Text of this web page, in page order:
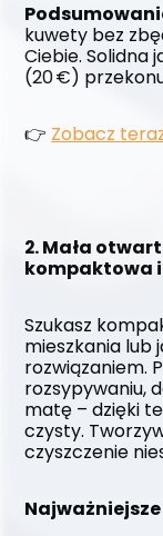
kuwety bez
Ciebie. Solidna
(20 €)
👉 Zobacz
2. Mała
kompaktowa
Szukasz
mieszkania lub
rozwiązaniem.
rozsypywaniu,
matę – dzięki
czysty.
czyszczenie